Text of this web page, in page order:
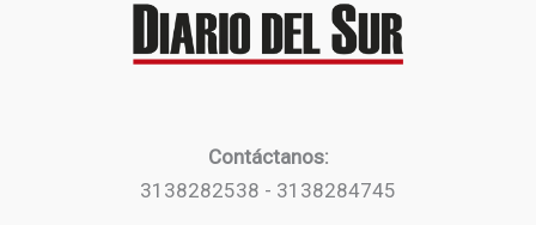
Contáctanos:
3138282538 - 3138284745